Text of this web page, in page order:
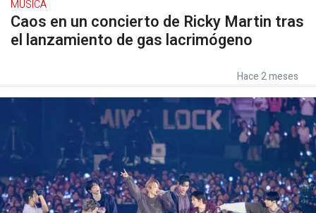
MÚSICA
Caos en un concierto de Ricky Martin tras
el lanzamiento de gas lacrimógeno
Hace 2 meses